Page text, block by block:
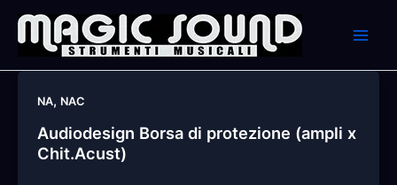
content
NA, NAC
Audiodesign Borsa di protezione (ampli x
Chit.Acust)